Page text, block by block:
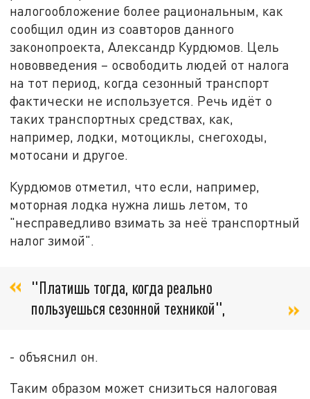
налогообложение более рациональным, как
сообщил один из соавторов данного
законопроекта, Александр Курдюмов. Цель
нововведения – освободить людей от налога
на тот период, когда сезонный транспорт
фактически не используется. Речь идёт о
таких транспортных средствах, как,
например, лодки, мотоциклы, снегоходы,
мотосани и другое.
Курдюмов отметил, что если, например,
моторная лодка нужна лишь летом, то
"несправедливо взимать за неё транспортный
налог зимой".
"Платишь тогда, когда реально
пользуешься сезонной техникой",
- объяснил он.
Таким образом может снизиться налоговая